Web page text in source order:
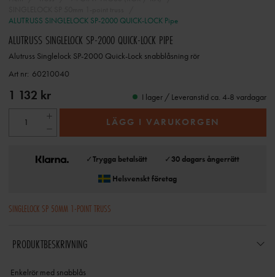
ALUTRUSS SINGLELOCK SP-2000 QUICK-LOCK Pipe
ALUTRUSS SINGLELOCK SP-2000 QUICK-LOCK PIPE
Alutruss Singlelock SP-2000 Quick-Lock snabblåsning rör
Art nr: 60210040
1 132 kr I lager / Leveranstid ca. 4-8 vardagar
LÄGG I VARUKORGEN
✓Trygga betalsätt ✓30 dagars ångerrätt
Helsvenskt företag
SINGLELOCK SP 50MM 1-POINT TRUSS
PRODUKTBESKRIVNING
Enkelrör med snabblås